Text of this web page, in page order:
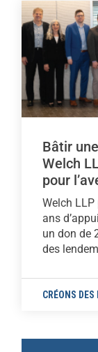
Bâtir
Welch
pour
Welch LLP
ans
un don de
des
CRÉONS